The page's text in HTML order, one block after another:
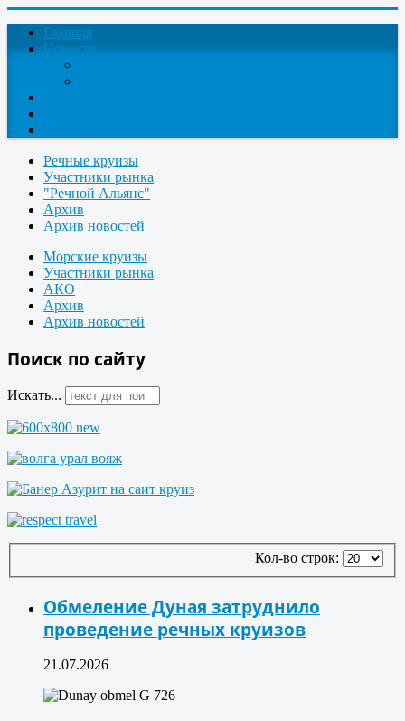
Главная
Новости
Речные круизы
Участники рынка
"Речной Альянс"
Архив
Архив новостей
Морские круизы
Участники рынка
АКО
Архив
Архив новостей
Поиск по сайту
Искать...
Кол-во строк:
Обмеление Дуная затруднило
проведение речных круизов
21.07.2026